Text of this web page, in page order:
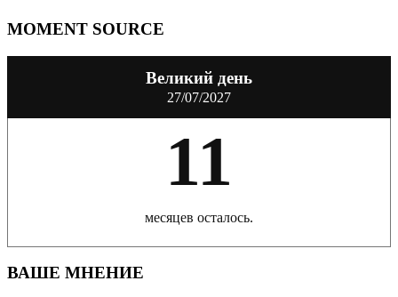
MOMENT SOURCE
Великий день
27/07/2027
11
месяцев осталось.
ВАШЕ МНЕНИЕ